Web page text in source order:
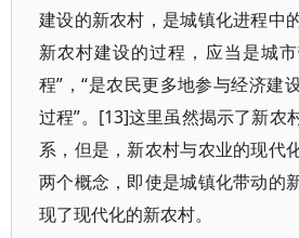
建设的新农村，是城镇化进程中
新农村建设的过程，应当是城
程”，“是农民更多地参与经济建
过程”。[13]这里虽然揭示了新农
系，但是，新农村与农业的现代
两个概念，即使是城镇化带动的
现了现代化的新农村。